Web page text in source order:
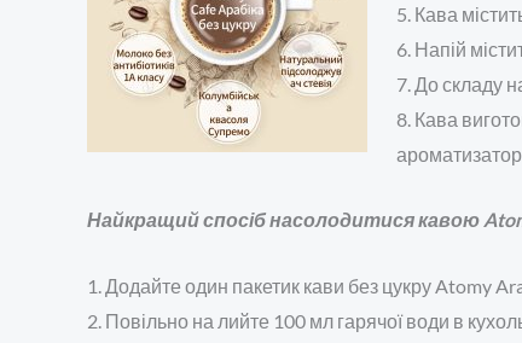
5. Кава
6. Напій
7. До складу
8. Кава
Найкращий спосіб насолодитися кавою
1. Додайте один пакетик кави без цукру Atomy
2. Повільно на лийте 100 мл гарячої води в